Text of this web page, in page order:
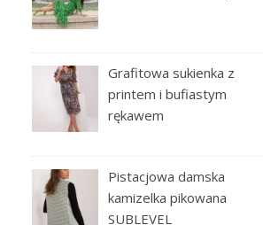
Grafitowa sukienka z
printem i bufiastym
rękawem
Pistacjowa damska
kamizelka pikowana
SUBLEVEL